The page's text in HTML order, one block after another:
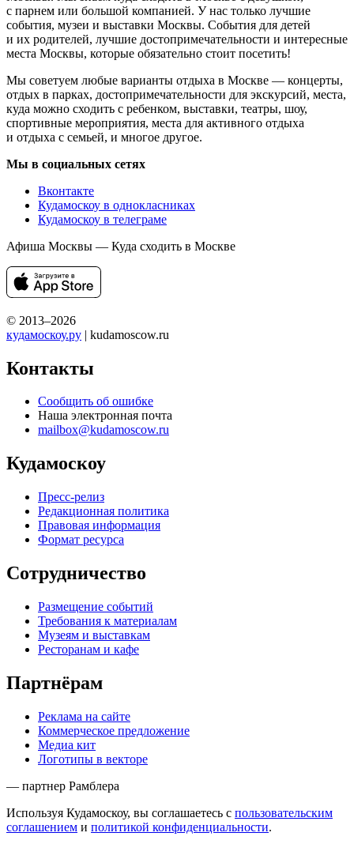
с парнем или большой компанией. У нас только лучшие
события, музеи и выставки Москвы. События для детей
и их родителей, лучшие достопримечательности и интересные
места Москвы, которые обязательно стоит посетить!
Мы советуем любые варианты отдыха в Москве — концерты,
отдых в парках, достопримечательности для экскурсий, места,
куда можно сходить с ребенком, выставки, театры, шоу,
спортивные мероприятия, места для активного отдыха
и отдыха с семьей, и многое другое.
Мы в социальных сетях
Вконтакте
Кудамоскоу в однокласниках
Кудамоскоу в телеграме
Афиша Москвы — Куда сходить в Москве
© 2013–2026
кудамоскоу.ру | kudamoscow.ru
Контакты
Сообщить об ошибке
Наша электронная почта
mailbox@kudamoscow.ru
Кудамоскоу
Пресс-релиз
Редакционная политика
Правовая информация
Формат ресурса
Сотрудничество
Размещение событий
Требования к материалам
Музеям и выставкам
Ресторанам и кафе
Партнёрам
Реклама на сайте
Коммерческое предложение
Медиа кит
Логотипы в векторе
— партнер Рамблера
Используя Кудамоскоу, вы соглашаетесь с пользовательским
соглашением и политикой конфиденциальности.